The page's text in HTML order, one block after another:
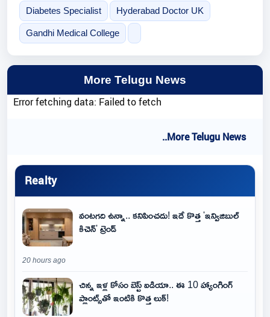
Diabetes Specialist Hyderabad Doctor UK
Gandhi Medical College
More Telugu News
Error fetching data: Failed to fetch
..More Telugu News
Realty
వంటగది ఉన్నా.. కనిపించదు! ఇదే కొత్త 'ఇన్విజిబుల్
కిచెన్' ట్రెండ్
20 hours ago
చిన్న ఇళ్ల కోసం బెస్ట్ ఐడియా.. ఈ 10 హ్యాంగింగ్
ప్లాంట్స్‌తో ఇంటికి కొత్త లుక్!